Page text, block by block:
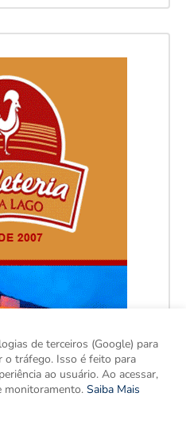
de terceiros (Google) para
o tráfego. Isso é feito para
ao usuário. Ao acessar,
monitoramento. Saiba Mais